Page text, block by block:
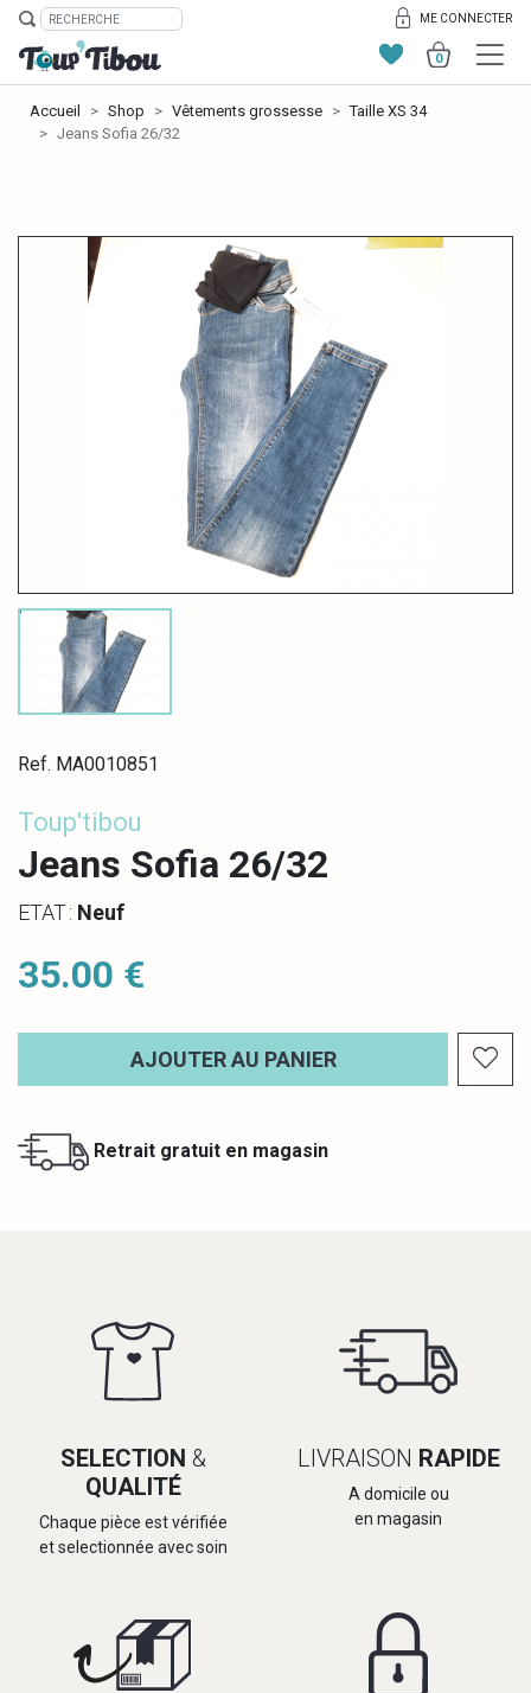
ME CONNECTER
0
Accueil Shop Vêtements grossesse
Taille XS 34
Jeans Sofia 26/32
Ref. MA0010851
Toup'tibou
Jeans Sofia 26/32
ETAT : Neuf
35.00 €
AJOUTER AU PANIER
Retrait gratuit en magasin
SELECTION &
QUALITÉ
Chaque pièce est vérifiée
et selectionnée avec soin
LIVRAISON RAPIDE
A domicile ou
en magasin